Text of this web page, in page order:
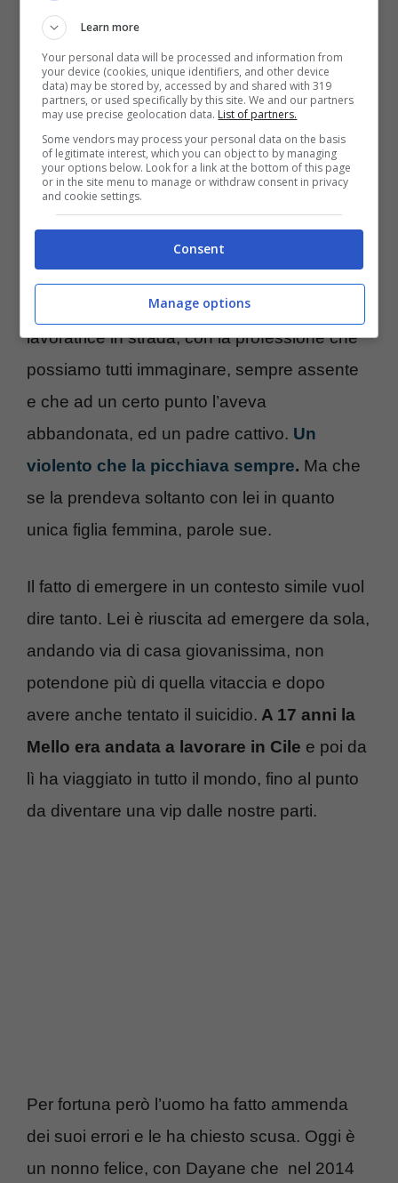
autobiografia ufficiale dal titolo emblematico:
“La ragazza che dormiva sempre con la
luce accesa”, per delle parole adatte a
trasmettere la paura e la tristezza che
scandivano le sue giornate da bambina e da
ragazzina.
A “Verissimo” da Silvia Toffanin (che pure
ha fatto delle rilevazioni importanti)lei
aveva svelato di come avesse una madre
lavoratrice in strada, con la professione che
possiamo tutti immaginare, sempre assente
e che ad un certo punto l’aveva
abbandonata, ed un padre cattivo. Un
violento che la picchiava sempre. Ma che
se la prendeva soltanto con lei in quanto
unica figlia femmina, parole sue.
Il fatto di emergere in un contesto simile vuol
dire tanto. Lei è riuscita ad emergere da sola,
andando via di casa giovanissima, non
potendone più di quella vitaccia e dopo
avere anche tentato il suicidio. A 17 anni la
Mello era andata a lavorare in Cile e poi da
lì ha viaggiato in tutto il mondo, fino al punto
da diventare una vip dalle nostre parti.
Per fortuna però l’uomo ha fatto ammenda
dei suoi errori e le ha chiesto scusa. Oggi è
un nonno felice, con Dayane che nel 2014
Learn more
Your personal data will be processed and information from
your device (cookies, unique identifiers, and other device
data) may be stored by, accessed by and shared with 319
partners, or used specifically by this site. We and our partners
may use precise geolocation data. List of partners.
Some vendors may process your personal data on the basis
of legitimate interest, which you can object to by managing
your options below. Look for a link at the bottom of this page
or in the site menu to manage or withdraw consent in privacy
and cookie settings.
Consent
Manage options